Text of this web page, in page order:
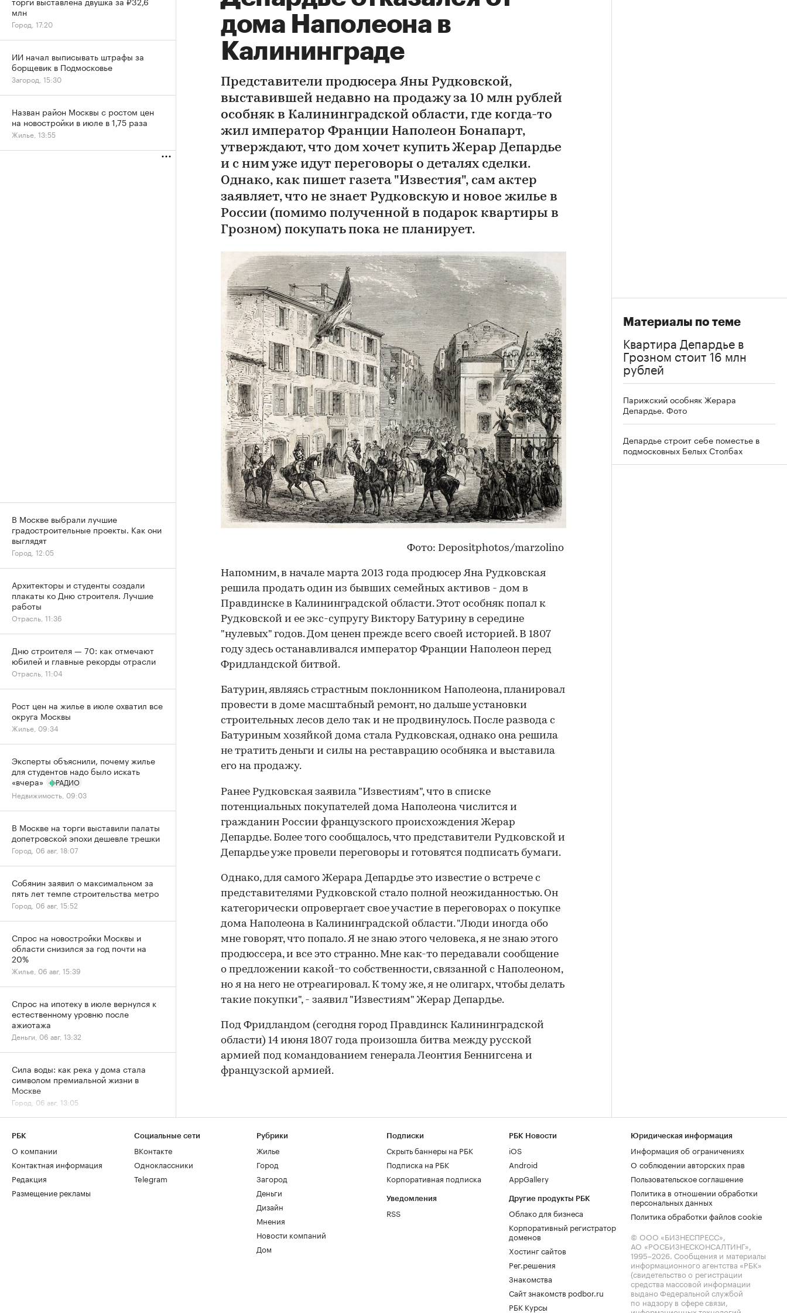
дома Наполеона в
Калининграде
Представители продюсера Яны Рудковской,
выставившей недавно на продажу за 10 млн рублей
особняк в Калининградской области, где когда-то
жил император Франции Наполеон Бонапарт,
утверждают, что дом хочет купить Жерар Депардье
и с ним уже идут переговоры о деталях сделки.
Однако, как пишет газета "Известия", сам актер
заявляет, что не знает Рудковскую и новое жилье в
России (помимо полученной в подарок квартиры в
Грозном) покупать пока не планирует.
Фото: Depositphotos/marzolino
Напомним, в начале марта 2013 года продюсер Яна Рудковская
решила продать один из бывших семейных активов - дом в
Правдинске в Калининградской области. Этот особняк попал к
Рудковской и ее экс-супругу Виктору Батурину в середине
"нулевых" годов. Дом ценен прежде всего своей историей. В 1807
году здесь останавливался император Франции Наполеон перед
Фридландской битвой.
Батурин, являясь страстным поклонником Наполеона, планировал
провести в доме масштабный ремонт, но дальше установки
строительных лесов дело так и не продвинулось. После развода с
Батуриным хозяйкой дома стала Рудковская, однако она решила
не тратить деньги и силы на реставрацию особняка и выставила
его на продажу.
Ранее Рудковская заявила "Известиям", что в списке
потенциальных покупателей дома Наполеона числится и
гражданин России французского происхождения Жерар
Депардье. Более того сообщалось, что представители Рудковской и
Депардье уже провели переговоры и готовятся подписать бумаги.
Однако, для самого Жерара Депардье это известие о встрече с
представителями Рудковской стало полной неожиданностью. Он
категорически опровергает свое участие в переговорах о покупке
дома Наполеона в Калининградской области. "Люди иногда обо
мне говорят, что попало. Я не знаю этого человека, я не знаю этого
продюссера, и все это странно. Мне как-то передавали сообщение
о предложении какой-то собственности, связанной с Наполеоном,
но я на него не отреагировал. К тому же, я не олигарх, чтобы делать
такие покупки", - заявил "Известиям" Жерар Депардье.
Под Фридландом (сегодня город Правдинск Калининградской
области) 14 июня 1807 года произошла битва между русской
армией под командованием генерала Леонтия Беннигсена и
французской армией.
Материалы по теме
Квартира Депардье в
Грозном стоит 16 млн
рублей
Парижский особняк Жерара
Депардье. Фото
Депардье строит себе поместье в
подмосковных Белых Столбах
млн
Город, 17:20
ИИ начал выписывать штрафы за
борщевик в Подмосковье
Загород, 15:30
Назван район Москвы с ростом цен
на новостройки в июле в 1,75 раза
Жилье, 13:55
В Москве выбрали лучшие
градостроительные проекты. Как они
выглядят
Город, 12:05
Архитекторы и студенты создали
плакаты ко Дню строителя. Лучшие
работы
Отрасль, 11:36
Дню строителя — 70: как отмечают
юбилей и главные рекорды отрасли
Отрасль, 11:04
Рост цен на жилье в июле охватил все
округа Москвы
Жилье, 09:34
Эксперты объяснили, почему жилье
для студентов надо было искать
«вчера»
РАДИО
Недвижимость, 09:03
В Москве на торги выставили палаты
допетровской эпохи дешевле трешки
Город, 06 авг, 18:07
Собянин заявил о максимальном за
пять лет темпе строительства метро
Город, 06 авг, 15:52
Спрос на новостройки Москвы и
области снизился за год почти на
20%
Жилье, 06 авг, 15:39
Спрос на ипотеку в июле вернулся к
естественному уровню после
ажиотажа
Деньги, 06 авг, 13:32
Сила воды: как река у дома стала
символом премиальной жизни в
Москве
Город, 06 авг, 13:05
За 9 лет в Москве в кадастр внесли
Город, 06 авг, 12:25
РБК
О компании
Контактная информация
Редакция
Размещение рекламы
Социальные сети
ВКонтакте
Одноклассники
Telegram
Рубрики
Жилье
Город
Загород
Деньги
Дизайн
Мнения
Новости компаний
Дом
Подписки
Скрыть баннеры на РБК
Подписка на РБК
Корпоративная подписка
Уведомления
RSS
РБК Новости
iOS
Android
AppGallery
Другие продукты РБК
Облако для бизнеса
Корпоративный регистратор
доменов
Хостинг сайтов
Рег.решения
Знакомства
Сайт знакомств podbor.ru
РБК Курсы
Юридическая информация
Информация об ограничениях
О соблюдении авторских прав
Пользовательское соглашение
Политика в отношении обработки
персональных данных
Политика обработки файлов cookie
© ООО «БИЗНЕСПРЕСС»,
АО «РОСБИЗНЕСКОНСАЛТИНГ»,
1995–2026. Сообщения и материалы
информационного агентства «РБК»
(свидетельство о регистрации
средства массовой информации
выдано Федеральной службой
по надзору в сфере связи,